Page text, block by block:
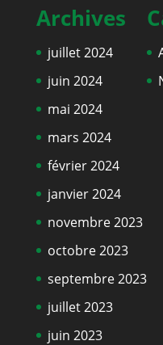
Archives
juillet 2024
juin 2024
mai 2024
mars 2024
février 2024
janvier 2024
novembre 2023
octobre 2023
septembre 2023
juillet 2023
juin 2023